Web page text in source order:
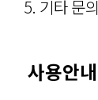
5. 기타 문
사용안내